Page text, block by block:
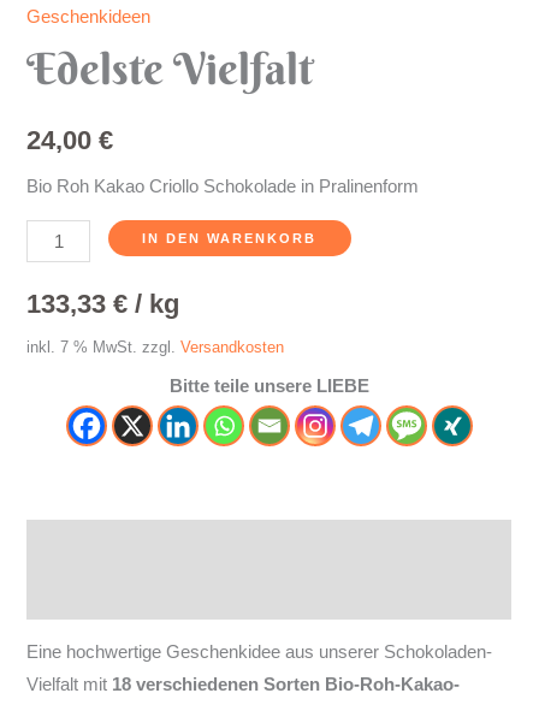
Geschenkideen
Edelste Vielfalt
24,00€
Bio Roh Kakao Criollo Schokolade in Pralinenform
IN DEN WARENKORB
133,33€ / kg
inkl. 7 % MwSt. zzgl.Versandkosten
Bitte teile unsere LIEBE
Eine hochwertige Geschenkidee aus unserer Schokoladen-
Vielfalt mit 18 verschiedenen Sorten Bio-Roh-Kakao-